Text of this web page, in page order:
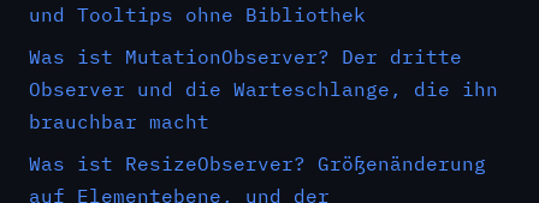
und Tooltips ohne Bibliothek
Was ist MutationObserver? Der dritte
Observer und die Warteschlange, die ihn
brauchbar macht
Was ist ResizeObserver? Größenänderung
auf Elementebene, und der